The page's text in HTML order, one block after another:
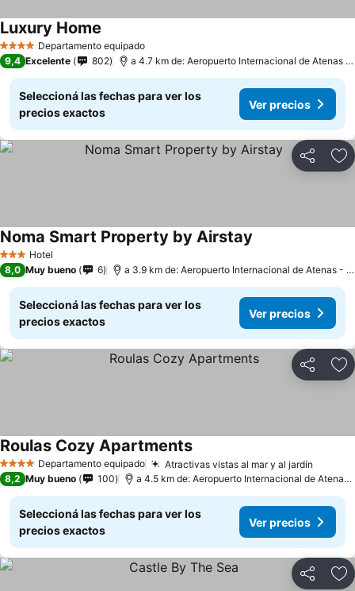
4 EstrellasDepartamento equipado
Luxury Home
9,4 Excelente 802 a 4.7 km de: Aeropuerto Internacional de Atenas - Eleftherios Venizelos
Seleccioná las fechas para ver los
precios exactos
Ver precios
Compartir
3 Estrellas
Hotel
Noma Smart Property by Airstay
8,0 Muy bueno 6 a 3.9 km de: Aeropuerto Internacional de Atenas - Eleftherios Venizelos
Seleccioná las fechas para ver los
precios exactos
Ver precios
Compartir
4 EstrellasDepartamento equipado Atractivas vistas al mar y al jardín
Roulas Cozy Apartments
8,2 Muy bueno 100 a 4.5 km de: Aeropuerto Internacional de Atenas - Eleftherios Venizelos
Seleccioná las fechas para ver los
precios exactos
Ver precios
Compartir